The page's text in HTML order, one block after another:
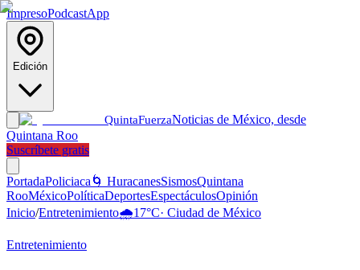
ImpresoPodcastApp
Edición
QuintaFuerzaNoticias de México, desde
Quintana Roo
Suscríbete gratis
PortadaPoliciaca 🌀 HuracanesSismosQuintana
RooMéxicoPolíticaDeportesEspectáculosOpinión
Inicio/Entretenimiento🌧️17°C· Ciudad de México
Entretenimiento